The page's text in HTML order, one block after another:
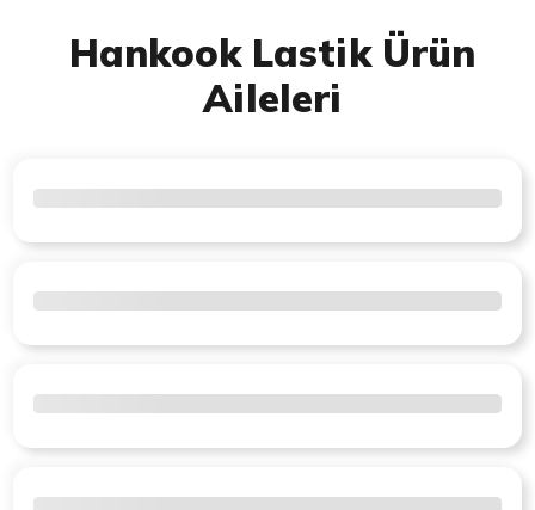
Hankook Lastik Ürün
Aileleri